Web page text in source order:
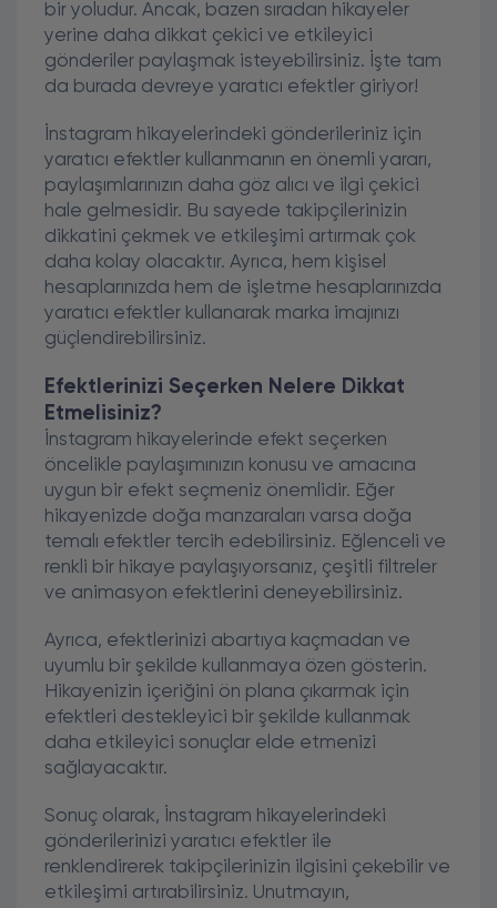
bir yoludur. Ancak, bazen sıradan hikayeler
yerine daha dikkat çekici ve etkileyici
gönderiler paylaşmak isteyebilirsiniz. İşte tam
da burada devreye yaratıcı efektler giriyor!
İnstagram hikayelerindeki gönderileriniz için
yaratıcı efektler kullanmanın en önemli yararı,
paylaşımlarınızın daha göz alıcı ve ilgi çekici
hale gelmesidir. Bu sayede takipçilerinizin
dikkatini çekmek ve etkileşimi artırmak çok
daha kolay olacaktır. Ayrıca, hem kişisel
hesaplarınızda hem de işletme hesaplarınızda
yaratıcı efektler kullanarak marka imajınızı
güçlendirebilirsiniz.
Efektlerinizi Seçerken Nelere Dikkat
Etmelisiniz?
İnstagram hikayelerinde efekt seçerken
öncelikle paylaşımınızın konusu ve amacına
uygun bir efekt seçmeniz önemlidir. Eğer
hikayenizde doğa manzaraları varsa doğa
temalı efektler tercih edebilirsiniz. Eğlenceli ve
renkli bir hikaye paylaşıyorsanız, çeşitli filtreler
ve animasyon efektlerini deneyebilirsiniz.
Ayrıca, efektlerinizi abartıya kaçmadan ve
uyumlu bir şekilde kullanmaya özen gösterin.
Hikayenizin içeriğini ön plana çıkarmak için
efektleri destekleyici bir şekilde kullanmak
daha etkileyici sonuçlar elde etmenizi
sağlayacaktır.
Sonuç olarak, İnstagram hikayelerindeki
gönderilerinizi yaratıcı efektler ile
renklendirerek takipçilerinizin ilgisini çekebilir ve
etkileşimi artırabilirsiniz. Unutmayın,